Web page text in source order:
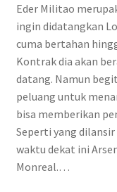
Eder Militao
ingin didatangkan
cuma bertahan
Kontrak dia akan
datang. Namun
peluang untuk
bisa memberikan
Seperti yang
waktu dekat ini
Monreal.…